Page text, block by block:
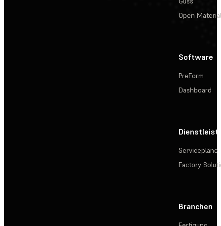
Open
Software
PreForm
Dashboard
Servicepläne
Factory
Branchen